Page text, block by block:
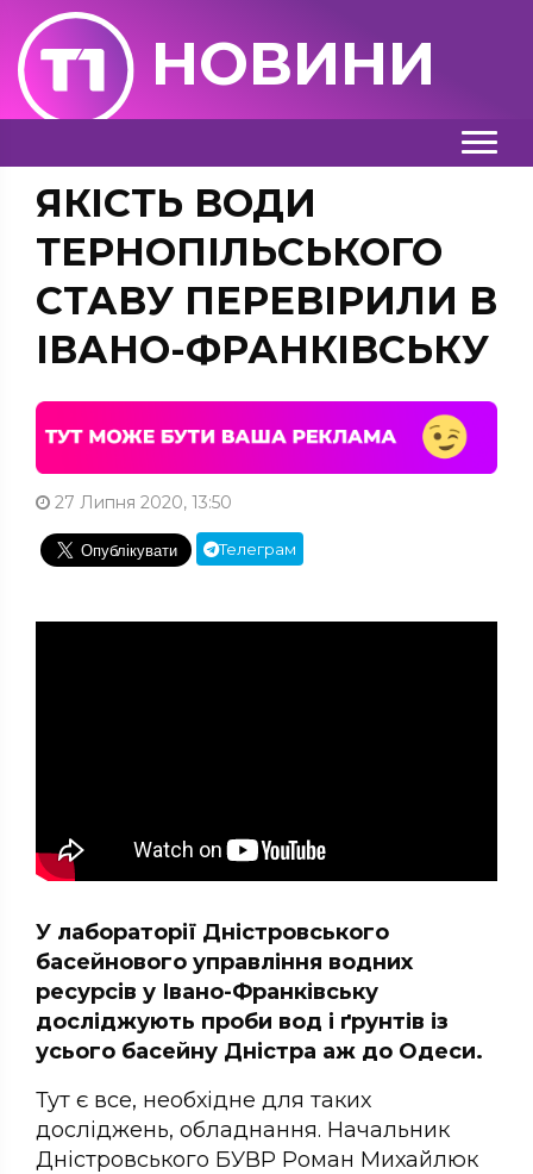
НОВИНИ
ЯКІСТЬ ВОДИ
ТЕРНОПІЛЬСЬКОГО
СТАВУ ПЕРЕВІРИЛИ В
ІВАНО-ФРАНКІВСЬКУ
27 Липня 2020, 13:50
Телеграм
У лабораторії Дністровського
басейнового управління водних
ресурсів у Івано-Франківську
досліджують проби вод і ґрунтів із
усього басейну Дністра аж до Одеси.
Тут є все, необхідне для таких
досліджень, обладнання. Начальник
Дністровського БУВР Роман Михайлюк